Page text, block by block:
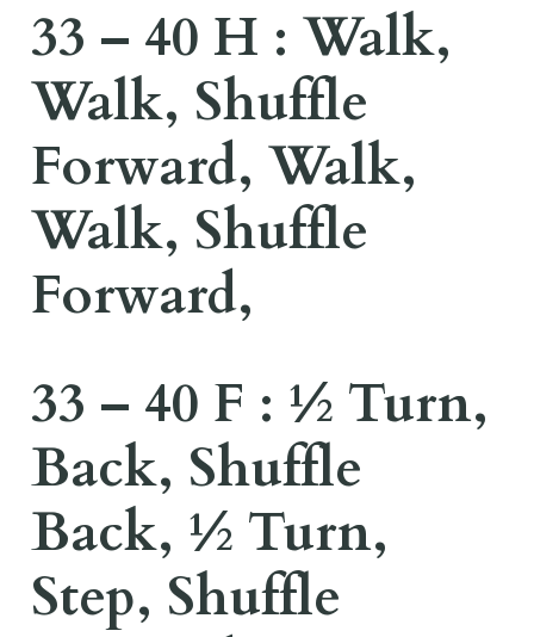
33 – 40 H : Walk,
Walk, Shuffle
Forward, Walk,
Walk, Shuffle
Forward,
33 – 40 F : ½ Turn,
Back, Shuffle
Back, ½ Turn,
Step, Shuffle